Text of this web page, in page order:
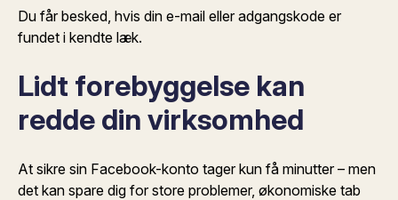
Du får besked, hvis din e-mail eller adgangskode er
fundet i kendte læk.
Lidt forebyggelse kan
redde din virksomhed
At sikre sin Facebook-konto tager kun få minutter – men
det kan spare dig for store problemer, økonomiske tab